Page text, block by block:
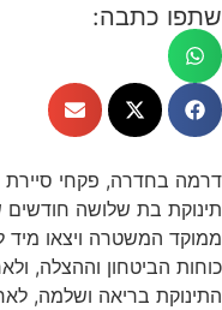
שתפו כתבה:
דרמה בחדרה, פקחי סיירת
תינוקת בת שלושה חודשים
ממוקד המשטרה ויצאו מיד
כוחות הביטחון וההצלה,
התינוקת בריאה ושלמה,